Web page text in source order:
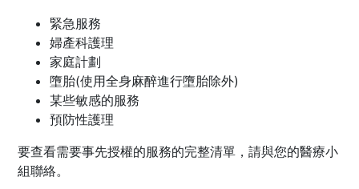
緊急服務
婦產科護理
家庭計劃
墮胎(使用全身麻醉進行墮胎除外)
某些敏感的服務
預防性護理
要查看需要事先授權的服務的完整清單，請與您的醫療小
組聯絡。